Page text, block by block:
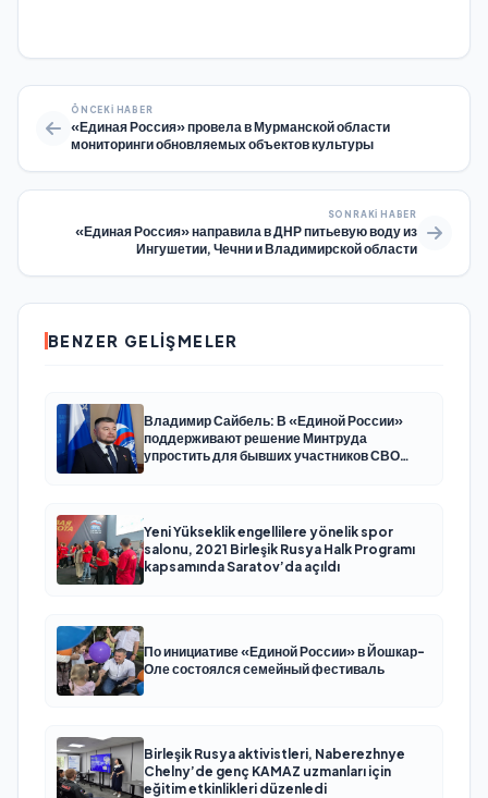
ÖNCEKI HABER
«Единая Россия» провела в Мурманской области
мониторинги обновляемых объектов культуры
SONRAKI HABER
«Единая Россия» направила в ДНР питьевую воду из
Ингушетии, Чечни и Владимирской области
BENZER GELIŞMELER
Владимир Сайбель: В «Единой России»
поддерживают решение Минтруда
упростить для бывших участников СВО
Yeni Yükseklik engellilere yönelik spor
salonu, 2021 Birleşik Rusya Halk Programı
kapsamında Saratov’da açıldı
По инициативе «Единой России» в Йошкар-
Оле состоялся семейный фестиваль
Birleşik Rusya aktivistleri, Naberezhnye
Chelny’de genç KAMAZ uzmanları için
eğitim etkinlikleri düzenledi